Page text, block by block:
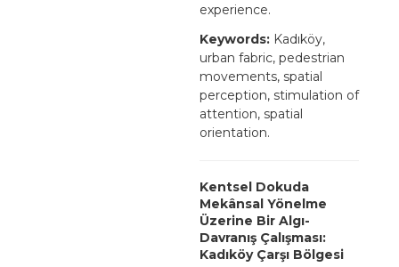
experience.
Keywords: Kadıköy,
urban fabric, pedestrian
movements, spatial
perception, stimulation of
attention, spatial
orientation.
Kentsel Dokuda
Mekânsal Yönelme
Üzerine Bir Algı-
Davranış Çalışması:
Kadıköy Çarşı Bölgesi